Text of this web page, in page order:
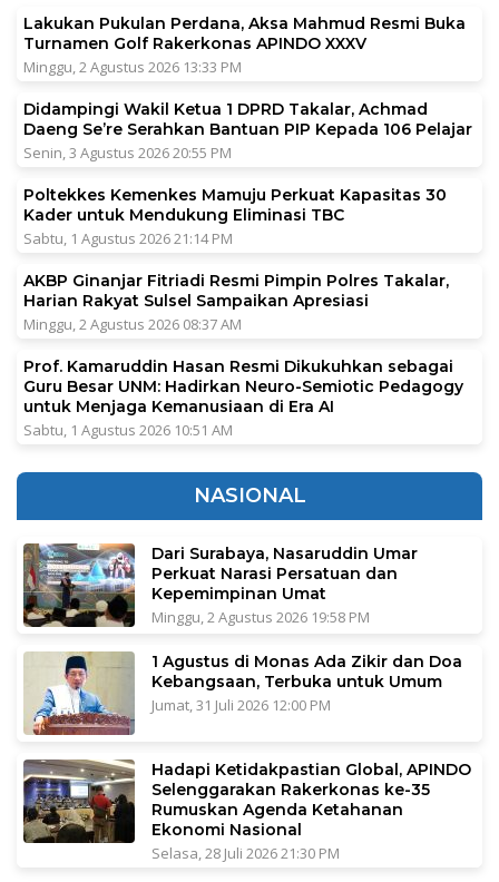
Lakukan Pukulan Perdana, Aksa Mahmud Resmi Buka
Turnamen Golf Rakerkonas APINDO XXXV
Minggu, 2 Agustus 2026 13:33 PM
Didampingi Wakil Ketua 1 DPRD Takalar, Achmad
Daeng Se’re Serahkan Bantuan PIP Kepada 106 Pelajar
Senin, 3 Agustus 2026 20:55 PM
Poltekkes Kemenkes Mamuju Perkuat Kapasitas 30
Kader untuk Mendukung Eliminasi TBC
Sabtu, 1 Agustus 2026 21:14 PM
AKBP Ginanjar Fitriadi Resmi Pimpin Polres Takalar,
Harian Rakyat Sulsel Sampaikan Apresiasi
Minggu, 2 Agustus 2026 08:37 AM
Prof. Kamaruddin Hasan Resmi Dikukuhkan sebagai
Guru Besar UNM: Hadirkan Neuro-Semiotic Pedagogy
untuk Menjaga Kemanusiaan di Era AI
Sabtu, 1 Agustus 2026 10:51 AM
NASIONAL
Dari Surabaya, Nasaruddin Umar
Perkuat Narasi Persatuan dan
Kepemimpinan Umat
Minggu, 2 Agustus 2026 19:58 PM
1 Agustus di Monas Ada Zikir dan Doa
Kebangsaan, Terbuka untuk Umum
Jumat, 31 Juli 2026 12:00 PM
Hadapi Ketidakpastian Global, APINDO
Selenggarakan Rakerkonas ke-35
Rumuskan Agenda Ketahanan
Ekonomi Nasional
Selasa, 28 Juli 2026 21:30 PM